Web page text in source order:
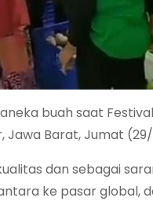
buah saat
Jawa Barat, Jumat (29/
dan sebagai
ke pasar global,